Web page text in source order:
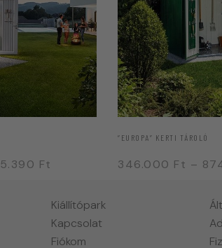
Ft
“EUROPA” KERTI TÁROLÓ
346.000 Ft –
Kiállítópark
Kapcsolat
Fiókom